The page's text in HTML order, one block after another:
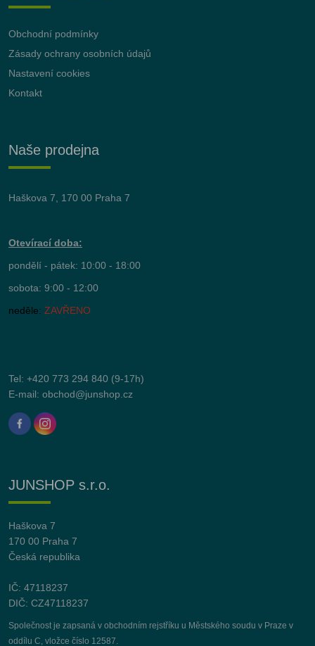
Obchodní podmínky
Zásady ochrany osobních údajů
Nastavení cookies
Kontakt
Naše prodejna
Haškova 7, 170 00 Praha 7
Otevírací doba:
pondělí - pátek: 10:00 - 18:00
sobota: 9:00 - 12:00
neděle: ZAVŘENO
Tel: +420 773 294 840 (9-17h)
E-mail: obchod@junshop.cz
JUNSHOP s.r.o.
Haškova 7
170 00 Praha 7
Česká republika
IČ: 47118237
DIČ: CZ47118237
Společnost je zapsaná v obchodním rejstříku u Městského soudu v Praze v
oddílu C, vložce číslo 12587.